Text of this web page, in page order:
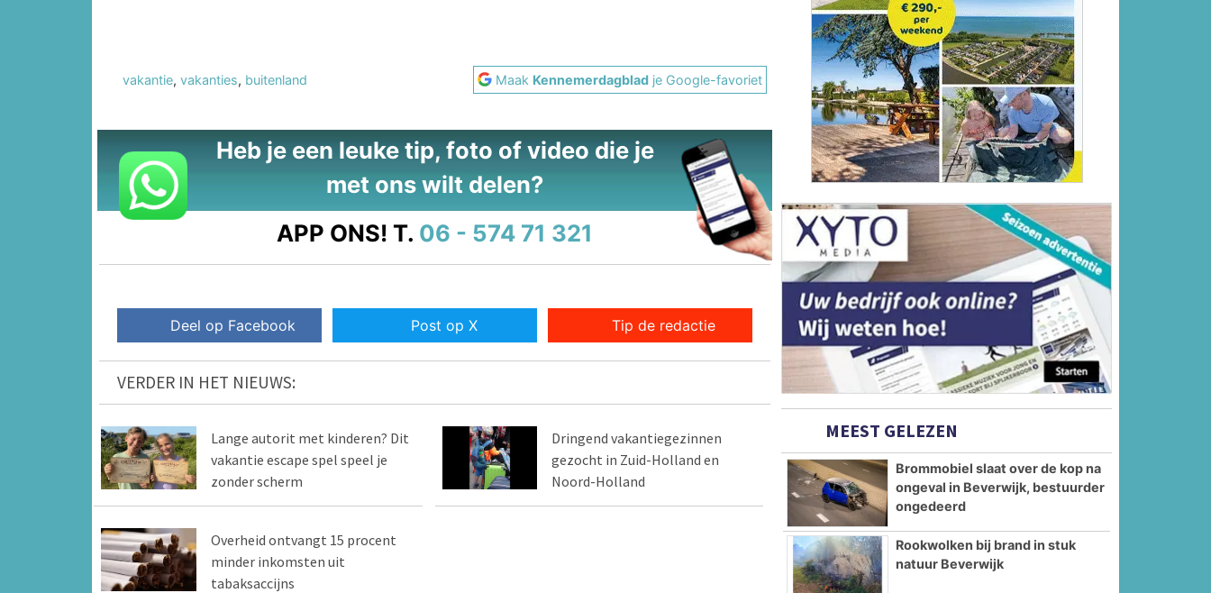
vakantie, vakanties, buitenland Maak Kennemerdagblad je Google-favoriet
Heb je een leuke tip, foto of video die je
met ons wilt delen?
APP ONS! T. 06 - 574 71 321
Deel op Facebook Post op X Tip de redactie
VERDER IN HET NIEUWS:
Lange autorit met kinderen? Dit
vakantie escape spel speel je
zonder scherm
Dringend vakantiegezinnen
gezocht in Zuid-Holland en
Noord-Holland
Overheid ontvangt 15 procent
minder inkomsten uit
tabaksaccijns
MEEST GELEZEN
Brommobiel slaat over de kop na
ongeval in Beverwijk, bestuurder
ongedeerd
Rookwolken bij brand in stuk
natuur Beverwijk